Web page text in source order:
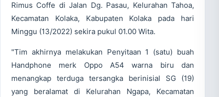
Rimus Coffe di Jalan Dg. Pasau, Kelurahan Tahoa,
Kecamatan Kolaka, Kabupaten Kolaka pada hari
Minggu (13/2022) sekira pukul 01.00 Wita.
"Tim akhirnya melakukan Penyitaan 1 (satu) buah
Handphone merk Oppo A54 warna biru dan
menangkap terduga tersangka berinisial SG (19)
yang beralamat di Kelurahan Ngapa, Kecamatan